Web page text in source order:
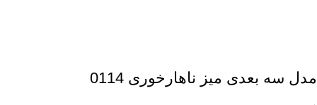
مدل سه بعدی میز ناهارخوری 0114